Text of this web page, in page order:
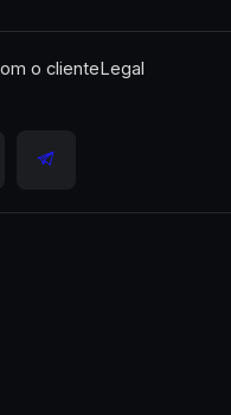
o clienteLegal